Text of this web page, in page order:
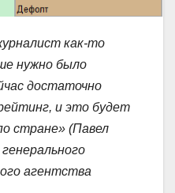
как-то
нужно было
достаточно
и это будет
стране» (Павел
агентства